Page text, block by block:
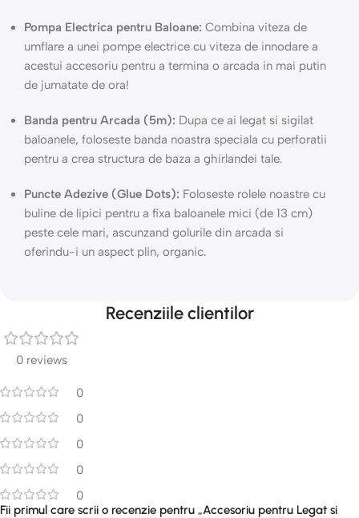
Pompa Electrica pentru Baloane: Combina viteza de
umflare a unei pompe electrice cu viteza de innodare a
acestui accesoriu pentru a termina o arcada in mai putin
de jumatate de ora!
Banda pentru Arcada (5m): Dupa ce ai legat si sigilat
baloanele, foloseste banda noastra speciala cu perforatii
pentru a crea structura de baza a ghirlandei tale.
Puncte Adezive (Glue Dots): Foloseste rolele noastre cu
buline de lipici pentru a fixa baloanele mici (de 13 cm)
peste cele mari, ascunzand golurile din arcada si
oferindu-i un aspect plin, organic.
Recenziile clientilor
0 reviews
0
0
0
0
0
Fii primul care scrii o recenzie pentru „Accesoriu pentru Legat si